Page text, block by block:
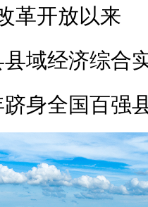
革开放以来
域经济综合
身全国百强